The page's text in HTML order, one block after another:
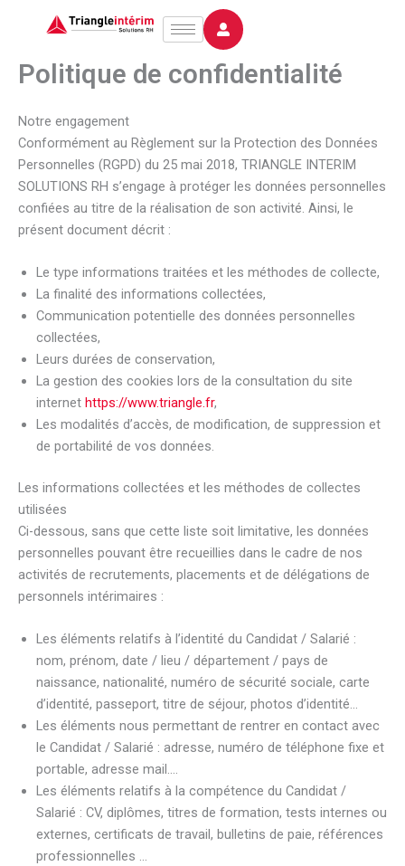
Politique de confidentialité
Notre engagement
Conformément au Règlement sur la Protection des Données
Personnelles (RGPD) du 25 mai 2018, TRIANGLE INTERIM
SOLUTIONS RH s’engage à protéger les données personnelles
confiées au titre de la réalisation de son activité. Ainsi, le
présent document décrit :
Le type informations traitées et les méthodes de collecte,
La finalité des informations collectées,
Communication potentielle des données personnelles
collectées,
Leurs durées de conservation,
La gestion des cookies lors de la consultation du site
internet https://www.triangle.fr,
Les modalités d’accès, de modification, de suppression et
de portabilité de vos données.
Les informations collectées et les méthodes de collectes
utilisées
Ci-dessous, sans que cette liste soit limitative, les données
personnelles pouvant être recueillies dans le cadre de nos
activités de recrutements, placements et de délégations de
personnels intérimaires :
Les éléments relatifs à l’identité du Candidat / Salarié :
nom, prénom, date / lieu / département / pays de
naissance, nationalité, numéro de sécurité sociale, carte
d’identité, passeport, titre de séjour, photos d’identité…
Les éléments nous permettant de rentrer en contact avec
le Candidat / Salarié : adresse, numéro de téléphone fixe et
portable, adresse mail….
Les éléments relatifs à la compétence du Candidat /
Salarié : CV, diplômes, titres de formation, tests internes ou
externes, certificats de travail, bulletins de paie, références
professionnelles …